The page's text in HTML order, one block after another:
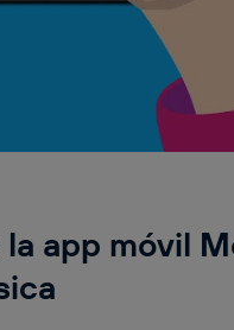
app móvil